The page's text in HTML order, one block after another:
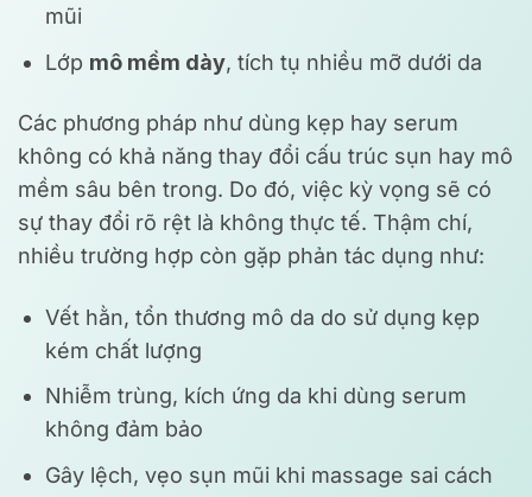
mũi
Lớp mô mềm dày, tích tụ nhiều mỡ dưới da
Các phương pháp như dùng kẹp hay serum
không có khả năng thay đổi cấu trúc sụn hay mô
mềm sâu bên trong. Do đó, việc kỳ vọng sẽ có
sự thay đổi rõ rệt là không thực tế. Thậm chí,
nhiều trường hợp còn gặp phản tác dụng như:
Vết hằn, tổn thương mô da do sử dụng kẹp
kém chất lượng
Nhiễm trùng, kích ứng da khi dùng serum
không đảm bảo
Gây lệch, vẹo sụn mũi khi massage sai cách